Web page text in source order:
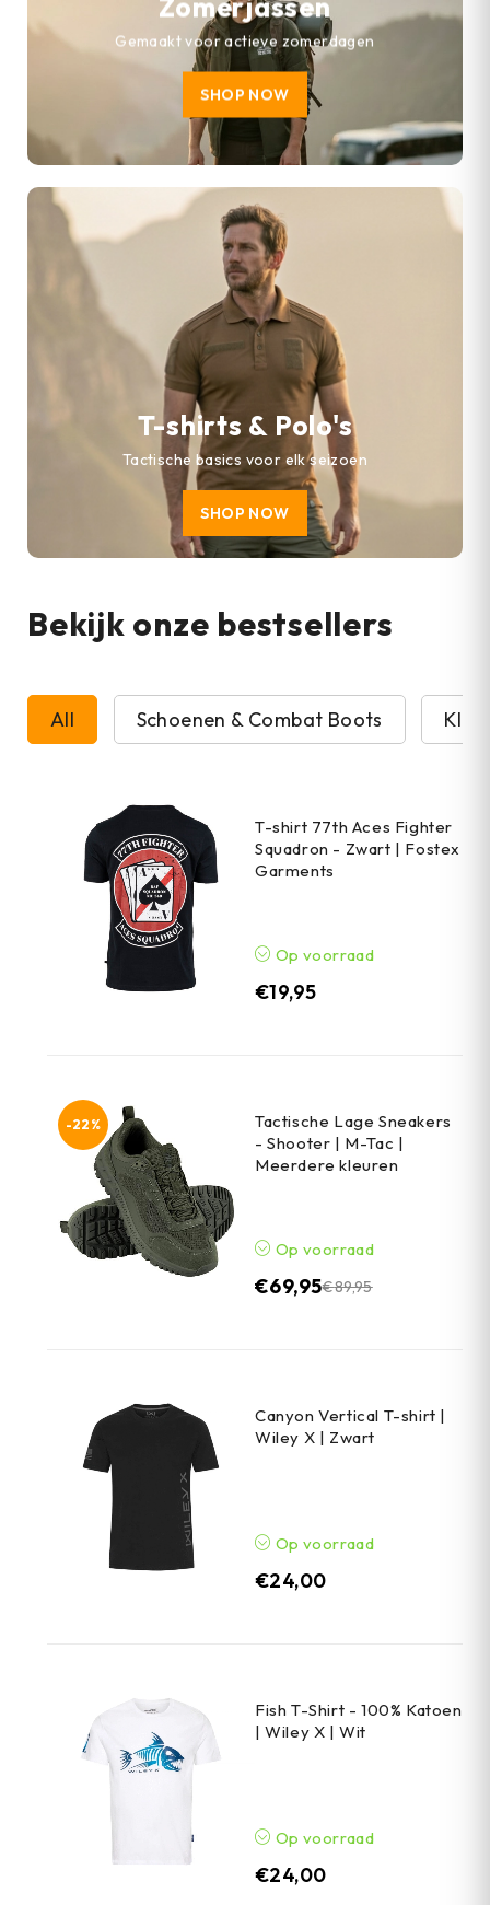
Gemaakt voor actieve zomerdagen
SHOP NOW
T-shirts & Polo's
Tactische basics voor elk seizoen
SHOP NOW
Bekijk onze bestsellers
All Schoenen & Combat Boots
T-shirt 77th Aces Fighter
Squadron - Zwart | Fostex
Garments
Op voorraad
€19,95
-22%
Tactische Lage Sneakers
- Shooter | M-Tac |
Meerdere kleuren
Op voorraad
€89,95
€69,95
Canyon Vertical T-shirt |
Wiley X | Zwart
Op voorraad
€24,00
Fish T-Shirt - 100% Katoen
| Wiley X | Wit
Op voorraad
€24,00